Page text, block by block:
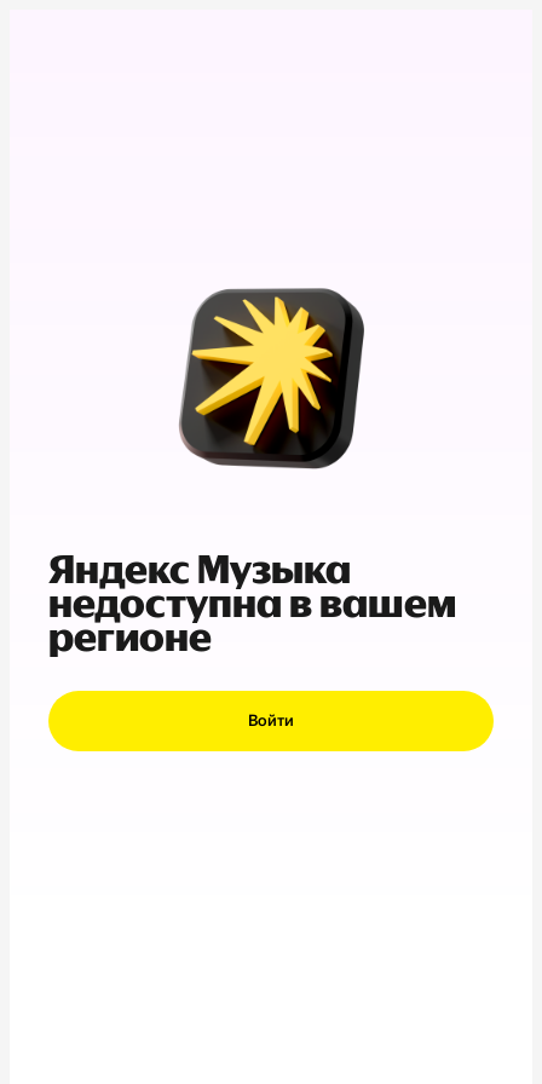
Яндекс Музыка
недоступна в вашем
регионе
Войти